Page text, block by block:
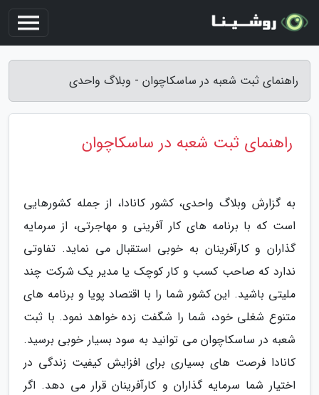
راهنمای ثبت شعبه در ساسکاچوان - وبلاگ واحدی
راهنمای ثبت شعبه در ساسکاچوان
به گزارش وبلاگ واحدی، کشور کانادا، از جمله کشورهایی
است که با برنامه های کار آفرینی و مهاجرتی، از سرمایه
گذاران و کارآفرینان به خوبی استقبال می نماید. تفاوتی
ندارد که صاحب کسب و کار کوچک یا مدیر یک شرکت چند
ملیتی باشید. این کشور شما را با اقتصاد پویا و برنامه های
متنوع شغلی خود، شما را شگفت زده خواهد نمود. با ثبت
شعبه در ساسکاچوان می توانید به سود بسیار خوبی برسید.
کانادا فرصت های بسیاری برای افزایش کیفیت زندگی در
اختیار شما سرمایه گذاران و کارآفرینان قرار می دهد. اگر